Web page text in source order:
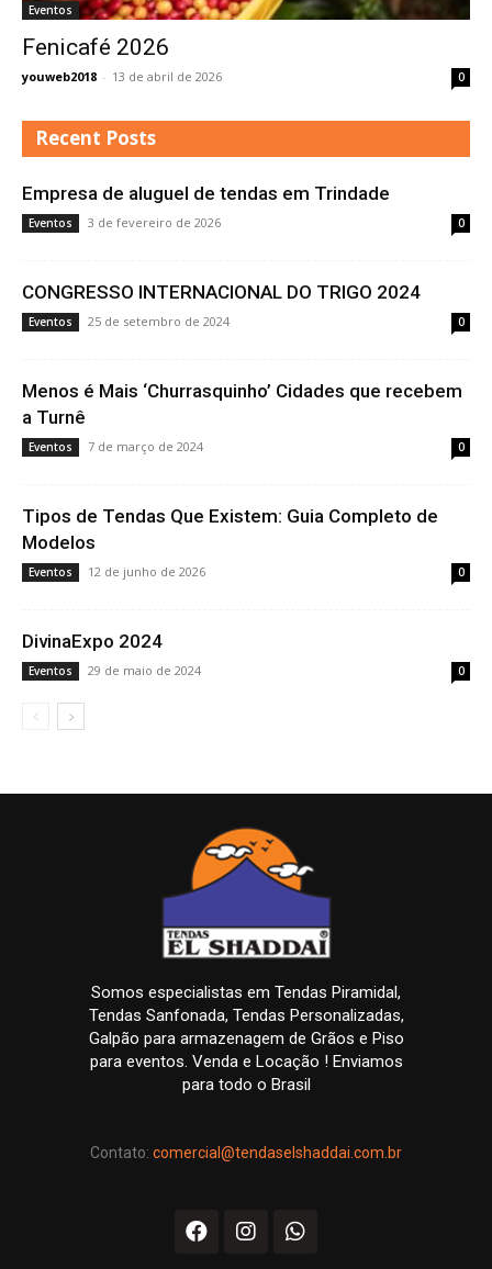
Eventos
Fenicafé 2026
youweb2018 - 13 de abril de 2026 0
Recent Posts
Empresa de aluguel de tendas em Trindade
Eventos 3 de fevereiro de 2026 0
CONGRESSO INTERNACIONAL DO TRIGO 2024
Eventos 25 de setembro de 2024 0
Menos é Mais ‘Churrasquinho’ Cidades que recebem
a Turnê
Eventos 7 de março de 2024 0
Tipos de Tendas Que Existem: Guia Completo de
Modelos
Eventos 12 de junho de 2026 0
DivinaExpo 2024
Eventos 29 de maio de 2024 0
Somos especialistas em Tendas Piramidal,
Tendas Sanfonada, Tendas Personalizadas,
Galpão para armazenagem de Grãos e Piso
para eventos. Venda e Locação ! Enviamos
para todo o Brasil
Contato: comercial@tendaselshaddai.com.br